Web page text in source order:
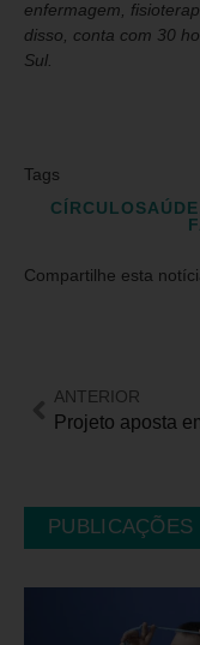
enfermagem,
disso, conta com 30
Sul.
Tags
CÍRCULOSAÚDE
Compartilhe esta
ANTERIOR